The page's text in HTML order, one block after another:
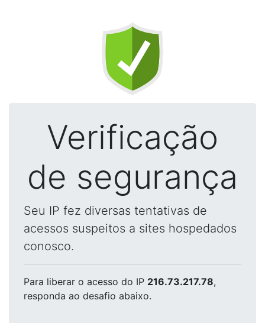
Verificação
de segurança
Seu IP fez diversas tentativas de
acessos suspeitos a sites hospedados
conosco.
Para liberar o acesso do IP 216.73.217.78,
responda ao desafio abaixo.